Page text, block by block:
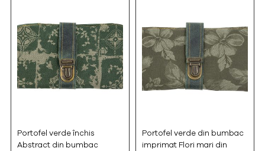
Portofel verde închis
Abstract din bumbac
Portofel verde din bumbac
imprimat Flori mari din